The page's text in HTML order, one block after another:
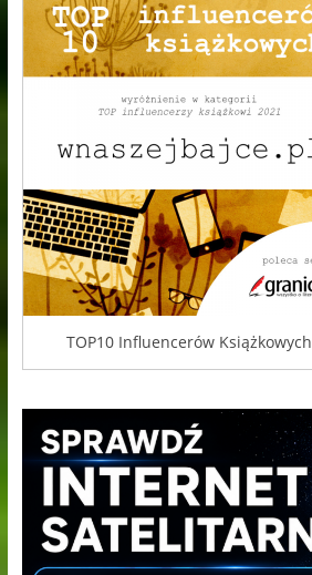
TOP10 Influencerów Książkowych